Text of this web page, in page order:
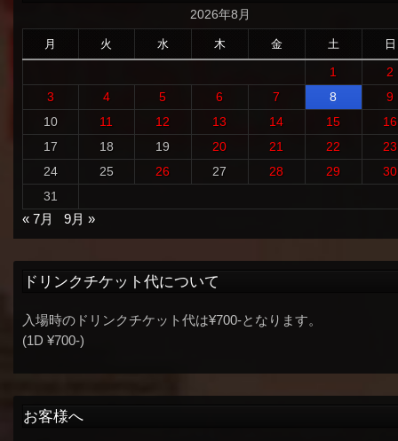
2026年8月
月 火 水 木 金 土 日
1
2
3
4 5 6 7 8
9
10
11 12 13 14 15
16
17
18 19 20 21 22
23
24
25 26 27 28 29
30
31
« 7月
9月 »
ドリンクチケット代について
入場時のドリンクチケット代は¥700-となります。
(1D ¥700-)
お客様へ